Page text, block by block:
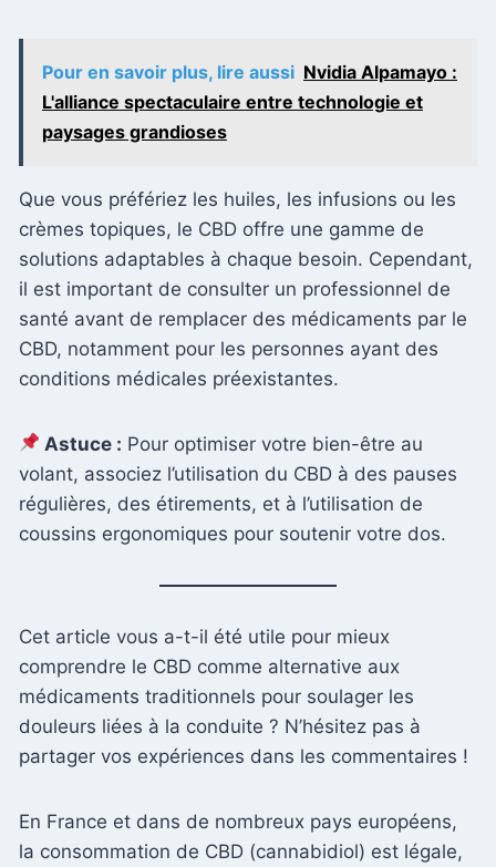
Pour en savoir plus, lire aussi Nvidia Alpamayo :
L'alliance spectaculaire entre technologie et
paysages grandioses
Que vous préfériez les huiles, les infusions ou les
crèmes topiques, le CBD offre une gamme de
solutions adaptables à chaque besoin. Cependant,
il est important de consulter un professionnel de
santé avant de remplacer des médicaments par le
CBD, notamment pour les personnes ayant des
conditions médicales préexistantes.
Astuce : Pour optimiser votre bien-être au
volant, associez l’utilisation du CBD à des pauses
régulières, des étirements, et à l’utilisation de
coussins ergonomiques pour soutenir votre dos.
Cet article vous a-t-il été utile pour mieux
comprendre le CBD comme alternative aux
médicaments traditionnels pour soulager les
douleurs liées à la conduite ? N’hésitez pas à
partager vos expériences dans les commentaires !
En France et dans de nombreux pays européens,
la consommation de CBD (cannabidiol) est légale,